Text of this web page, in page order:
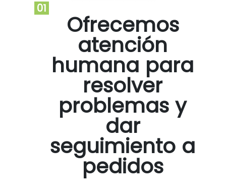
01
Ofrecemos
atención
humana para
resolver
problemas y
dar
seguimiento a
pedidos